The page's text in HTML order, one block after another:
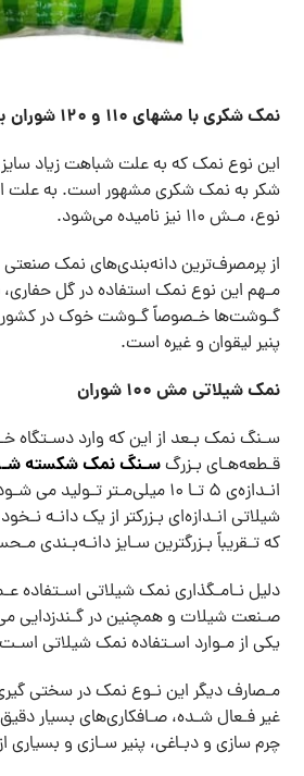
نمک شکری با مشهای ۱۱۰ و ۱۲۰ شوران یا همان نمک حفاری
این نوع نمک که به علت شباهت زیاد سایز
شکر به نمک شکری مشهور است. به علت
نوع، مـش ۱۱۰ نیز نامیده می‌شود.
از پرمصرف‌ترین دانه‌بندی‌های نمک صنعتی
مـهم این نوع نمک استفاده در گل
گـوشت‌ها خـصوصاً گـوشت خوک در کشور
پنیر لیقوان و غیره است.
نمک شيلاتی مش ۱۰۰ شوران
سـنگ نمک بـعد از این که وارد دسـتگاه
قـطعه‌هـای بـزرگسـنگ نمک شکسته
انـدازه‌ی 5 تـا 10 میلی‌مـتر
شیلاتی انـدازه‌ای بـزرکتر از یک دانـه
که تـقریباً بـزرگترین سـایز دانـه‌بـندی
دلیل نـامـگذاری نمک شیلاتی اسـتفاده
صـنعت شیلات و همچنین در گـندزدایی
یکی از مـوارد اسـتفاده نمک شیلاتی
مـصارف دیگر این نـوع نمک در سختی
غیر فـعال شـده، صـافکاری‌های بسیار
چرم سازی و دبـاغی، پنیر سـازی و بسیاری